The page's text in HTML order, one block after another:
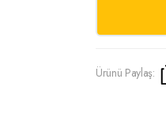
Ürünü Paylaş: